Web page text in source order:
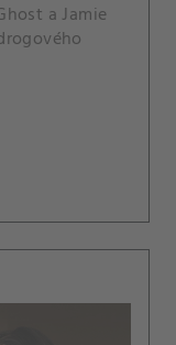
a Jamie